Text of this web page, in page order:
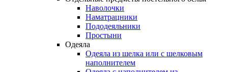
Наволочки
Наматрацники
Пододеяльники
Простыни
Одеяла
Одеяла из шелка или с шелковым
наполнителем